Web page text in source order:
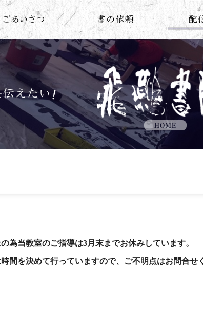
為当教室のご指導は3月末までお休みしています。
間を決めて行っていますので、ご不明点はお問合せ